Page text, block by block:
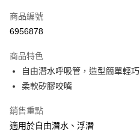
街口支付
Google Pay
全盈+PAY
大哥付你分期
相關說明
商品編號
6956878
商品特色
自由潛水呼吸管，造型簡單輕巧
柔軟矽膠咬嘴
銷售重點
適用於自由潛水、浮潛